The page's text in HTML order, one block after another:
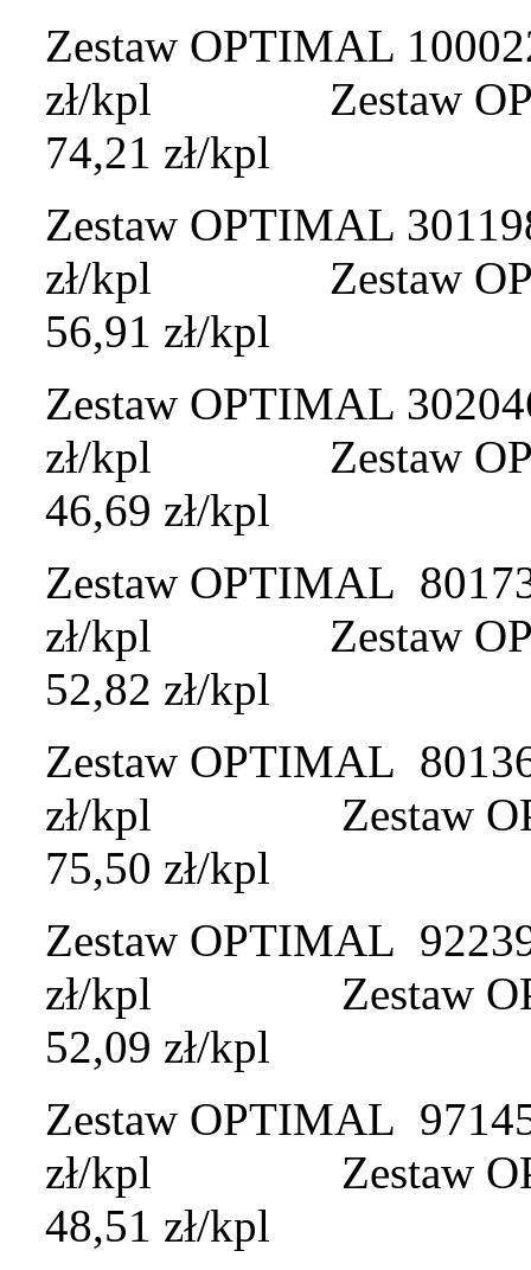
Zestaw OPTIMAL
zł/kpl Zestaw
74,21 zł/kpl
Zestaw OPTIMAL
zł/kpl Zestaw
56,91 zł/kpl
Zestaw OPTIMAL
zł/kpl Zestaw
46,69 zł/kpl
Zestaw OPTIMAL
zł/kpl Zestaw
52,82 zł/kpl
Zestaw OPTIMAL
zł/kpl Zestaw
75,50 zł/kpl
Zestaw OPTIMAL
zł/kpl Zestaw
52,09 zł/kpl
Zestaw OPTIMAL
zł/kpl Zestaw
48,51 zł/kpl